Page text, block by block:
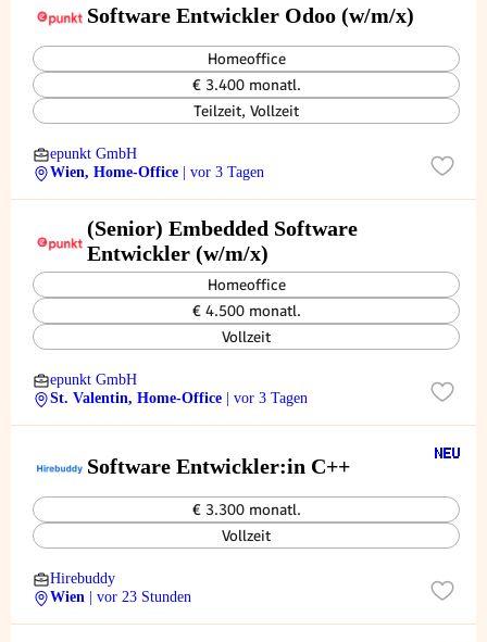
Software Entwickler Odoo (w/m/x)
Homeoffice
€ 3.400 monatl.
Teilzeit, Vollzeit
epunkt GmbH
Wien, Home-Office
| vor 3 Tagen
(Senior) Embedded Software
Entwickler (w/m/x)
Homeoffice
€ 4.500 monatl.
Vollzeit
epunkt GmbH
St. Valentin, Home-Office
| vor 3 Tagen
Software Entwickler:in C++
€ 3.300 monatl.
Vollzeit
Hirebuddy
Wien
| vor 23 Stunden